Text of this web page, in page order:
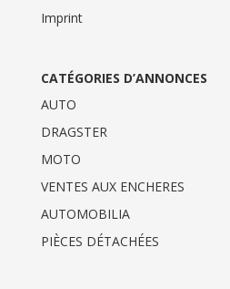
Imprint
CATÉGORIES D’ANNONCES
AUTO
DRAGSTER
MOTO
VENTES AUX ENCHERES
AUTOMOBILIA
PIÈCES DÉTACHÉES